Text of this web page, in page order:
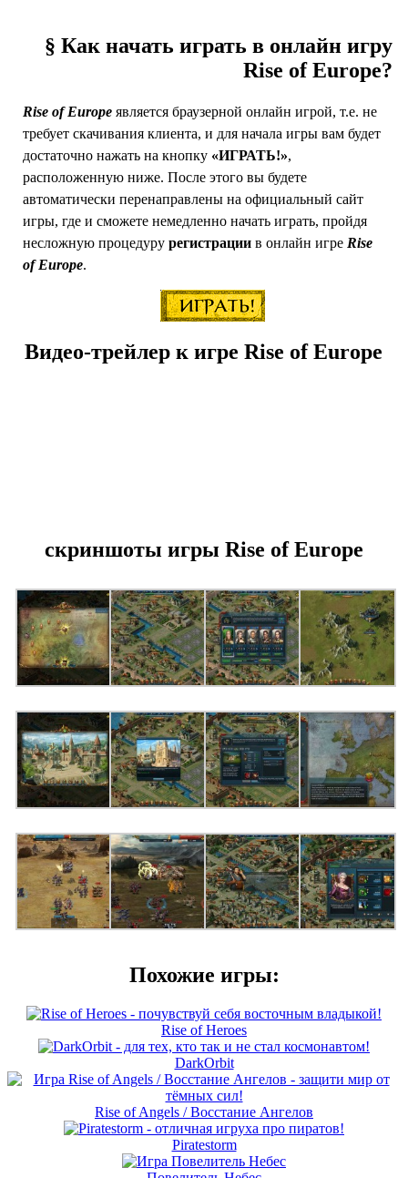
§ Как начать играть в онлайн игру
Rise of Europe?
Rise of Europeявляется браузерной онлайн игрой, т.е. не
требует скачивания клиента, и для начала игры вам будет
достаточно нажать на кнопку «ИГРАТЬ!»,
расположенную ниже. После этого вы будете
автоматически перенаправлены на официальный сайт
игры, где и сможете немедленно начать играть, пройдя
несложную процедуру регистрациив онлайн игре Rise
of Europe.
Видео-трейлер к игре Rise of Europe
скриншоты игры Rise of Europe
Похожие игры:
Rise of Heroes
DarkOrbit
Rise of Angels / Восстание Ангелов
Piratestorm